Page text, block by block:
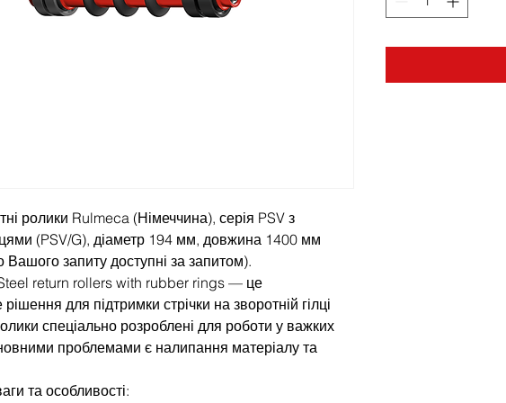
ролики Rulmeca (Німеччина), серія PSV з
(PSV/G), діаметр 194 мм, довжина 1400 мм
Вашого запиту доступні за запитом).
return rollers with rubber rings — це
для підтримки стрічки на зворотній гілці
спеціально розроблені для роботи у важких
проблемами є налипання матеріалу та
та особливості: